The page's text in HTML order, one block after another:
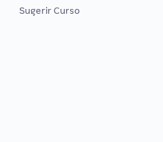
Sugerir Curso